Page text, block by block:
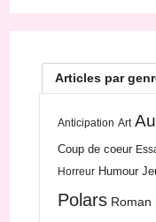
Articles par
Anticipation Art
Coup de coeur
Horreur Humour
Polars Roman